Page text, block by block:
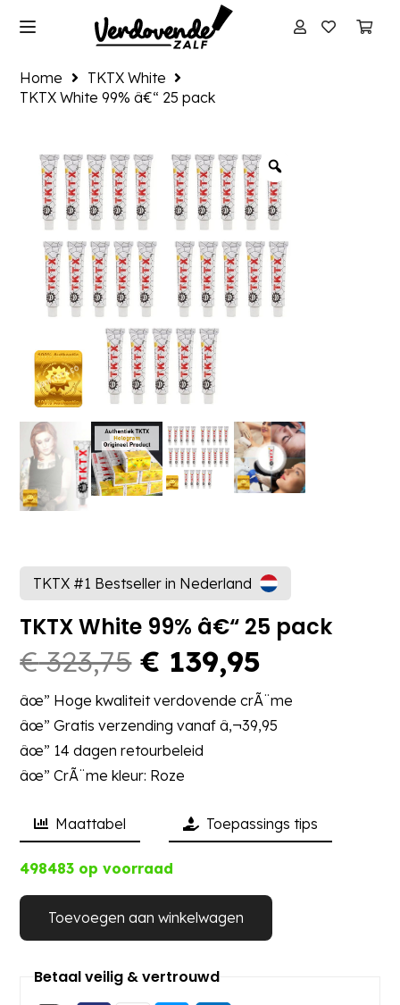
Home
TKTX White
TKTX White 99% â€“ 25 pack
TKTX #1 Bestseller in Nederland
TKTX White 99% â€“ 25 pack
€323,75 Oorspronkelijke
prijs
was:
€ 323,75.
€ 139,95
prijs
is:
€ 139,95.
âœ” Hoge kwaliteit verdovende crÃ¨me
âœ” Gratis verzending vanaf â‚¬39,95
âœ” 14 dagen retourbeleid
âœ” CrÃ¨me kleur: Roze
Maattabel Toepassings tips
498483 op voorraad
Toevoegen aan winkelwagen
Betaal veilig & vertrouwd